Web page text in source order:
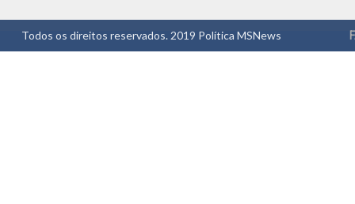
Todos os direitos reservados. 2019 Política MSNews